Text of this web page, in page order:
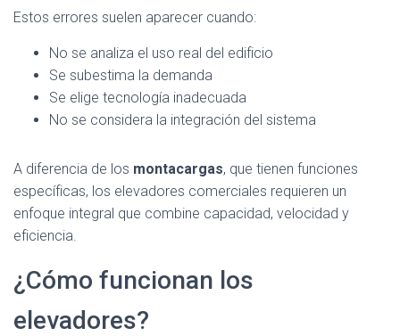
Estos errores suelen aparecer cuando:
No se analiza el uso real del edificio
Se subestima la demanda
Se elige tecnología inadecuada
No se considera la integración del sistema
A diferencia de los montacargas, que tienen funciones
específicas, los elevadores comerciales requieren un
enfoque integral que combine capacidad, velocidad y
eficiencia.
¿Cómo funcionan los
elevadores?